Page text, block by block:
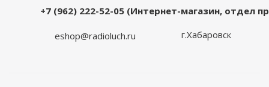
+7 (962) 222-52-05 (Интернет-магазин, отдел
eshop@radioluch.ru г.Хабаровск